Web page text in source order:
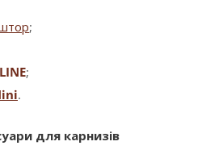
;
;
.
для карнизів